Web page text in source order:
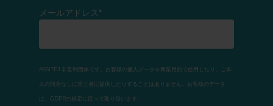
メールアドレス*
ASSITEJ 非営利団体です。お客様の個人データを商業目的で使用したり、ご本
人の同意なしに第三者に提供したりすることはありません。お客様のデータ
は、GDPRの規定に従って取り扱います。